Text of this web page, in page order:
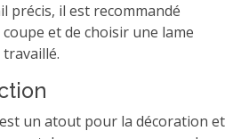
précis, il est recommandé
et de choisir une lame
un atout pour la décoration et